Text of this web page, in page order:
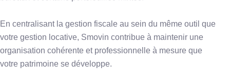
En centralisant la gestion fiscale au sein du même outil que
votre gestion locative, Smovin contribue à maintenir une
organisation cohérente et professionnelle à mesure que
votre patrimoine se développe.